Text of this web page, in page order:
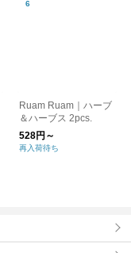
Ruam Ruam｜ハーブ
＆ハーブス 2pcs.
528円～
再入荷待ち